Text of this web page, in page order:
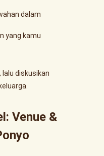
dalam
yang kamu
lalu diskusikan
Venue &